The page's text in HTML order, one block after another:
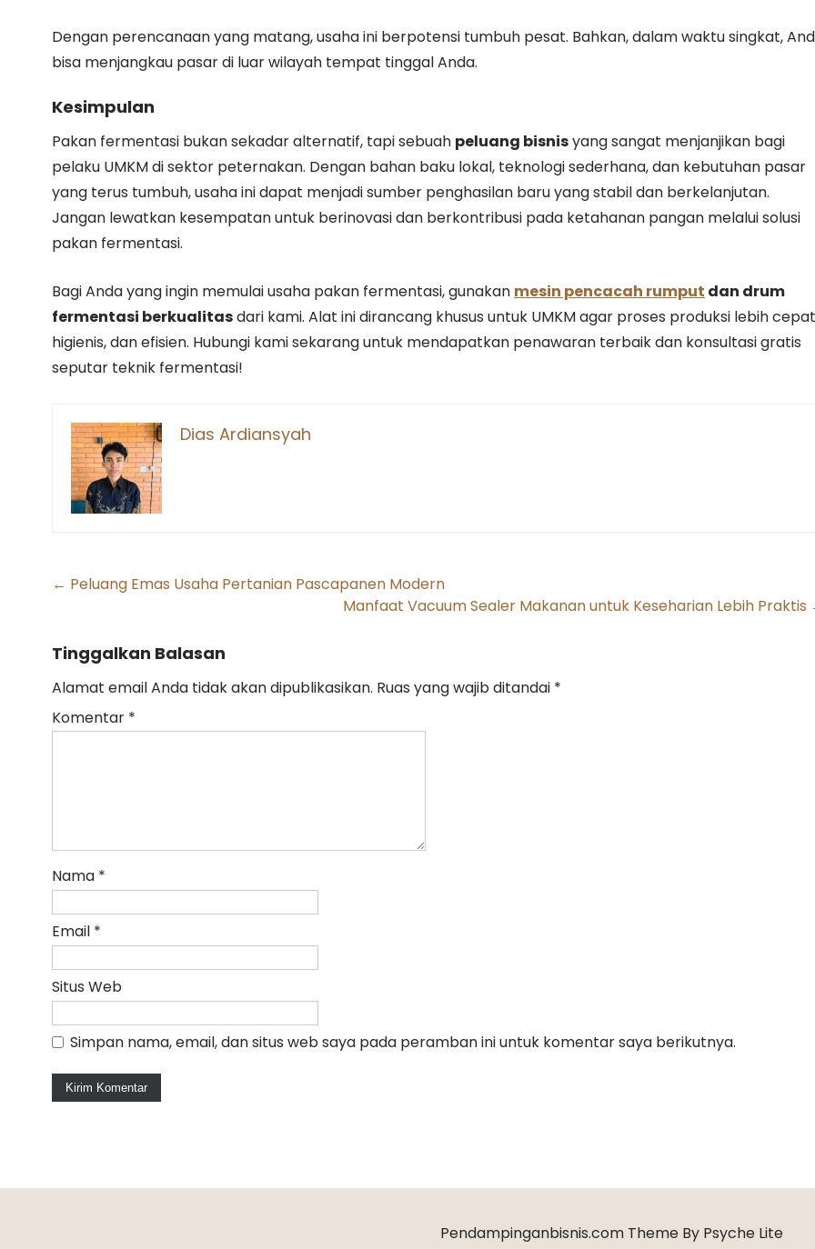
Dengan perencanaan yang matang, usaha ini berpotensi tumbuh pesat. Bahkan, dalam waktu singkat,
bisa menjangkau pasar di luar wilayah tempat tinggal Anda.
Kesimpulan
Pakan fermentasi bukan sekadar alternatif, tapi sebuah peluang bisnisyang sangat menjanjikan bagi
pelaku UMKM di sektor peternakan. Dengan bahan baku lokal, teknologi sederhana, dan kebutuhan pasar
yang terus tumbuh, usaha ini dapat menjadi sumber penghasilan baru yang stabil dan berkelanjutan.
Jangan lewatkan kesempatan untuk berinovasi dan berkontribusi pada ketahanan pangan melalui solusi
pakan fermentasi.
Bagi Anda yang ingin memulai usaha pakan fermentasi, gunakan mesin pencacah rumput dan drum
fermentasi berkualitasdari kami. Alat ini dirancang khusus untuk UMKM agar proses produksi lebih
higienis, dan efisien. Hubungi kami sekarang untuk mendapatkan penawaran terbaik dan konsultasi gratis
seputar teknik fermentasi!
Dias Ardiansyah
Post
← Peluang Emas Usaha Pertanian Pascapanen Modern
Manfaat Vacuum Sealer Makanan untuk Keseharian Lebih Praktis
Tinggalkan Balasan
Alamat email Anda tidak akan dipublikasikan. Ruas yang wajib ditandai *
Komentar *
Nama *
Email *
Situs Web
Simpan nama, email, dan situs web saya pada peramban ini untuk komentar saya berikutnya.
Pendampinganbisnis.com Theme By Psyche Lite